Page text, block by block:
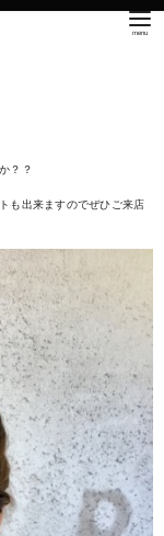
？？
も出来ますのでぜひご来店